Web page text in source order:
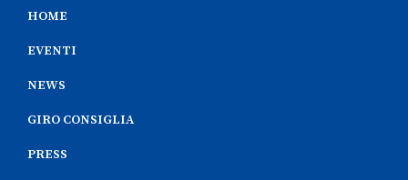
HOME
EVENTI
NEWS
GIRO CONSIGLIA
PRESS